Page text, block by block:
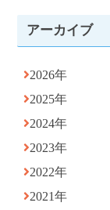
アーカイブ
2026年
2025年
2024年
2023年
2022年
2021年